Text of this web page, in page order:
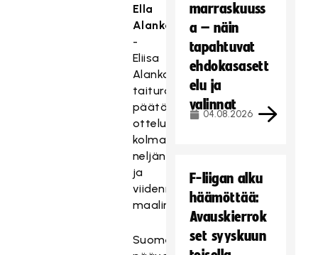
Ella
Alanko
-
Eliisa
Alanko
taituroi
päätösjaksolla
ottelun
kolmannen,
neljännen
ja
viidennen
maalinsa.
Suomen
marraskuuss
a – näin
tapahtuvat
ehdokasasett
elu ja
valinnat
04.08.2026
F-liigan alku
häämöttää:
Avauskierrok
set syyskuun